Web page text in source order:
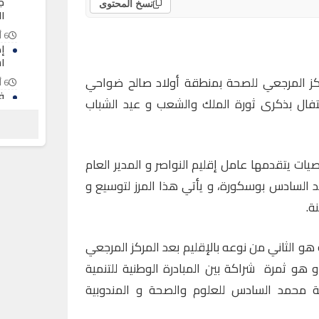
نسخ المحتوى
المرجعي للصحة بمنطقة أولاد صالح ضواحي
بذكرى ثورة الملك والشعب و عيد الشباب
يتقدمها عامل إقليم النواصر و المدير العام
بوسكورة، و يأتي هذا المرز لتوسيع و
الثاني من نوعه بالإقليم بعد المركز المرجعي
هو ثمرة شراكة بين المبادرة الوطنية للتنمية
محمد السادس للعلوم والصحة و المندوبية
6 أغسطس 2026
6 أغسطس 2026